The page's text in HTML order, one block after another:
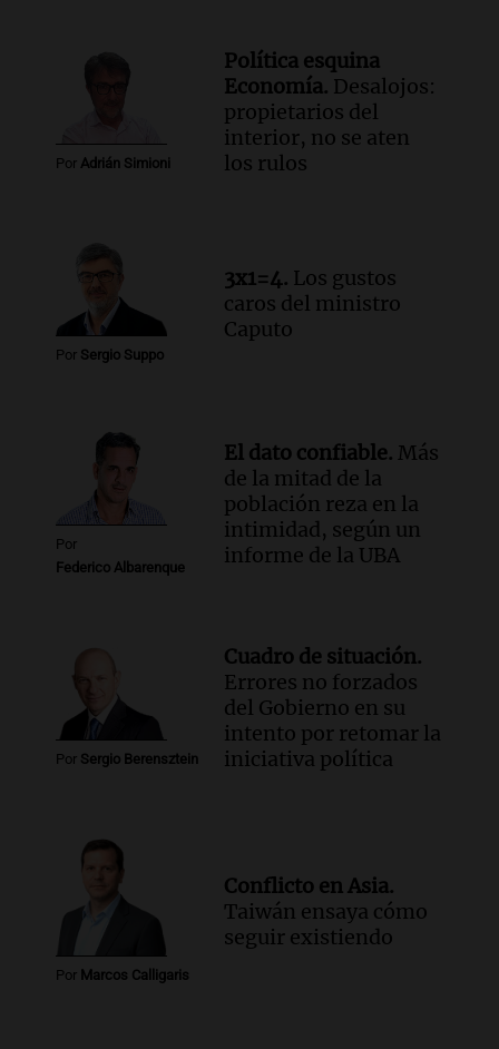
Episodios
Audio. Iliana Lick, la argentina detenida
por el ICE, obtuvo la libertad bajo fianza
en Estados Unidos
Buen día, Argentina
crece la venta online y cae el
movimiento en los locales
Buen día, Argentina
Episodios
Por Adrián Simioni
Política esquina
Economía. Desalojos:
propietarios del
interior, no se aten
los rulos
Por Sergio Suppo
3x1=4. Los gustos
caros del ministro
Caputo
Por
Federico Albarenque
El dato confiable. Más
de la mitad de la
población reza en la
intimidad, según un
informe de la UBA
Por Sergio Berensztein
Cuadro de situación.
Errores no forzados
del Gobierno en su
intento por retomar la
iniciativa política
Por Marcos Calligaris
Conflicto en Asia.
Taiwán ensaya cómo
seguir existiendo